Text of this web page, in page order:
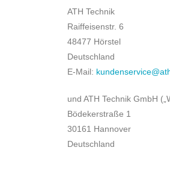
ATH Technik
Raiffeisenstr. 6
48477 Hörstel
Deutschland
E-Mail:
und ATH Technik GmbH
Bödekerstraße 1
30161 Hannover
Deutschland